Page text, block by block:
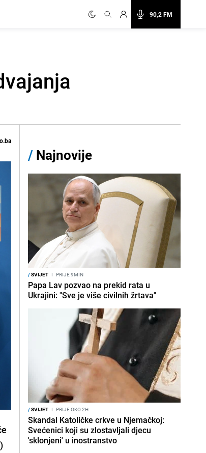
90,2 FM
/ Najnovije
/SVIJET I PRIJE 9MIN
Papa Lav pozvao na prekid rata u
Ukrajini: "Sve je više civilnih žrtava"
/SVIJET I PRIJE OKO 2H
Skandal Katoličke crkve u Njemačkoj:
Svećenici koji su zlostavljali djecu
'sklonjeni' u inostranstvo